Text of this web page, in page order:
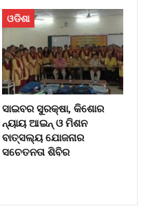
ଓଡିଶା
ସାଇବର ସୁରକ୍ଷା, କିଶୋର
ନ୍ୟାୟ ଆଇନ୍ ଓ ମିଶନ
ବାତ୍ସଲ୍ୟ ଯୋଜନାର
ସଚେତନତା ଶିବିର